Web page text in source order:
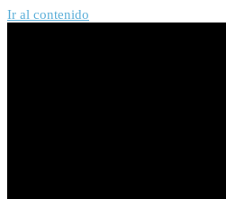
Ir al contenido